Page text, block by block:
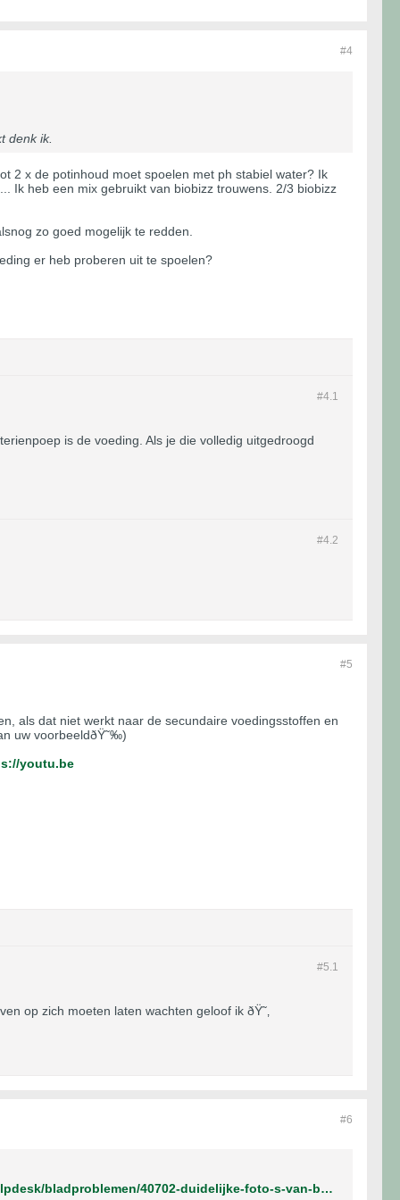
#4
denk ik.
2 x de potinhoud moet spoelen met ph stabiel water? Ik
Ik heb een mix gebruikt van biobizz trouwens. 2/3 biobizz
zo goed mogelijk te redden.
er heb proberen uit te spoelen?
#4.1
is de voeding. Als je die volledig uitgedroogd
#4.2
#5
als dat niet werkt naar de secundaire voedingsstoffen en
uw voorbeeldðŸ˜‰)
youtu.be
#5.1
op zich moeten laten wachten geloof ik ðŸ˜‚
#6
https://www.jointjedraaien.nl/wietforum/forum/wiet-kweken-algemeen/cannabis-helpdesk/bladproblemen/40702-duidelijke-foto-s-van-bladproblemen-en-voedingstekorten-etc